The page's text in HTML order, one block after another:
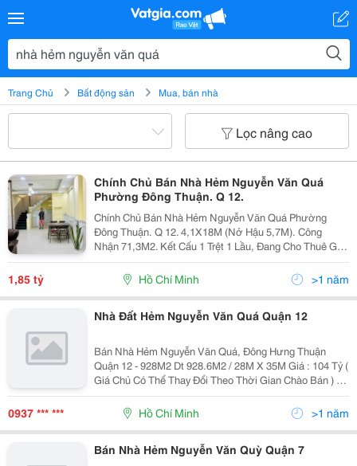
Trang Chủ Bất động sản Mua, bán nhà
Lọc nâng cao
Chính Chủ Bán Nhà Hẻm Nguyễn Văn Quá
Phường Đông Thuận. Q 12.
Chính Chủ Bán Nhà Hẻm Nguyễn Văn Quá Phường
Đông Thuận. Q 12. 4,1X18M (Nở Hậu 5,7M). Công
Nhận 71,3M2. Kết Cấu 1 Trệt 1 Lầu, Đang Cho Thuê Giá
7,5Tr. Hẻm Thẳng Vào Nhà Xe Tải Lớn, Quẹo Vào Trước
Nhà Xe Tải Nhỏ 1 Tấn Hoặc Kia Nhỏ Mới Vào Được...
1,85 tỷ Hồ Chí Minh >1 năm
Nhà Đất Hẻm Nguyễn Văn Quá Quận 12
Bán Nhà Hẻm Nguyễn Văn Quá, Đông Hưng Thuận
Quận 12 - 928M2 Dt 928.6M2 / 28M X 35M Giá : 104 Tỷ (
Giá Chủ Có Thể Thay Đổi Theo Thời Gian Chào Bán ) -
Diện Tích: 937M2 (28*35) Diện Tích Công Nhận 937M2.
- Kết Cấu 1 Trệt, 9 Lầu, Sân...
0937 *** *** Hồ Chí Minh >1 năm
Bán Nhà Hẻm Nguyễn Văn Quỳ Quận 7